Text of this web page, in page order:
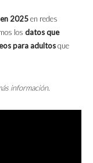
2025en redes
los datos que
para adultosque
información.